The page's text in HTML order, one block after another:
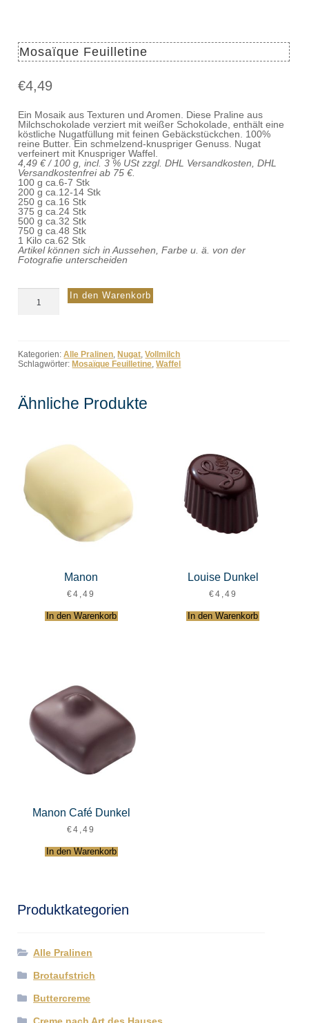
Mosaïque Feuilletine
€4,49
Ein Mosaik aus Texturen und Aromen. Diese Praline aus
Milchschokolade verziert mit weißer Schokolade, enthält eine
köstliche Nugatfüllung mit feinen Gebäckstückchen. 100%
reine Butter. Ein schmelzend-knuspriger Genuss. Nugat
verfeinert mit Knuspriger Waffel.
4,49 € / 100 g, incl. 3 % USt zzgl. DHL Versandkosten, DHL
Versandkostenfrei ab 75 €.
100 g ca.6-7 Stk
200 g ca.12-14 Stk
250 g ca.16 Stk
375 g ca.24 Stk
500 g ca.32 Stk
750 g ca.48 Stk
1 Kilo ca.62 Stk
Artikel können sich in Aussehen, Farbe u. ä. von der
Fotografie unterscheiden
Mosaïque
Feuilletine
In den Warenkorb
Kategorien:Alle Pralinen, Nugat,Vollmilch
Schlagwörter: Mosaïque Feuilletine,Waffel
Ähnliche Produkte
Manon
€4,49
In den Warenkorb
Louise Dunkel
€4,49
In den Warenkorb
Manon Café Dunkel
€4,49
In den Warenkorb
Produktkategorien
Alle Pralinen
Brotaufstrich
Buttercreme